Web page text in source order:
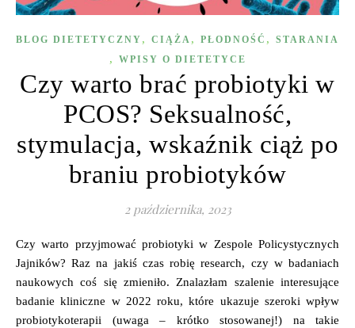
BLOG DIETETYCZNY , CIĄŻA , PŁODNOŚĆ , STARANIA
, WPISY O DIETETYCE
Czy warto brać probiotyki w
PCOS? Seksualność,
stymulacja, wskaźnik ciąż po
braniu probiotyków
2 października, 2023
Czy warto przyjmować probiotyki w Zespole Policystycznych
Jajników? Raz na jakiś czas robię research, czy w badaniach
naukowych coś się zmieniło. Znalazłam szalenie interesujące
badanie kliniczne w 2022 roku, które ukazuje szeroki wpływ
probiotykoterapii (uwaga – krótko stosowanej!) na takie